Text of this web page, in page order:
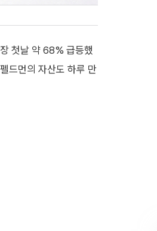
첫날 약 68% 급등했
드먼의 자산도 하루 만